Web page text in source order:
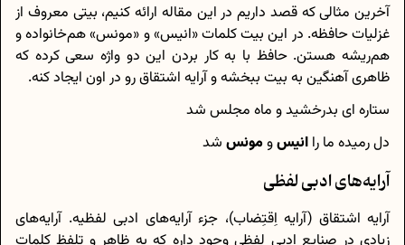
آخرین مثالی که قصد داریم در این مقاله ارائه کنیم، بیتی معروف از
غزلیات حافظه. در این بیت کلمات «انیس» و «مونس» هم‌خانواده و
هم‌ریشه هستن. حافظ با به کار بردن این دو واژه سعی کرده که
ظاهری آهنگین به بیت ببخشه و آرایه اشتقاق رو در اون ایجاد کنه.
ستاره ای بدرخشید و ماه مجلس شد
دل رمیده ما را انیسومونس شد
آرایه‌های ادبی لفظی
آرایه اشتقاق (آرایه اِقتِضاب)، جزء آرایه‌های ادبی لفظیه. آرایه‌های